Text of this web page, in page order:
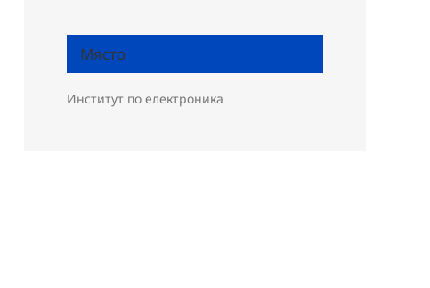
Място
Институт по електроника